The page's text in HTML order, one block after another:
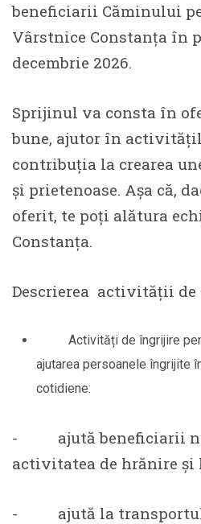
beneficiarii Căminului
Vârstnice Constanța în
decembrie 2026.
Sprijinul va consta în
bune, ajutor în
contribuția la crearea
și prietenoase. Așa că,
oferit, te poți alătura
Constanța.
Descrierea activității
Activități de îngrijire
ajutarea persoanele îngrijite
cotidiene:
- ajută beneficiarii
activitatea de hrănire și
- ajută la transportul